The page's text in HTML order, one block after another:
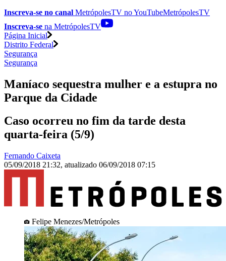
Inscreva-se no canal MetrópolesTV noYouTubeMetrópolesTV
Inscreva-se na MetrópolesTV
Página Inicial
Distrito Federal
Segurança
Segurança
Maníaco sequestra mulher e a estupra no
Parque da Cidade
Caso ocorreu no fim da tarde desta
quarta-feira (5/9)
Fernando Caixeta
05/09/2018 21:32, atualizado 06/09/2018 07:15
Felipe Menezes/Metrópoles